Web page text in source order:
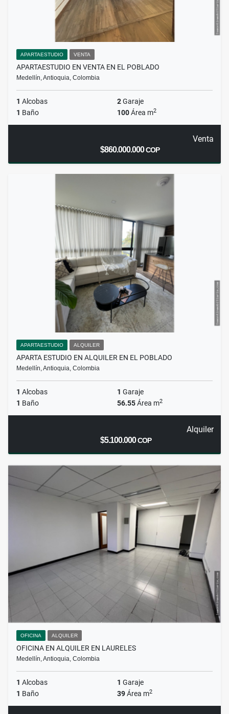
APARTAESTUDIO VENTA
APARTAESTUDIO EN VENTA EN EL POBLADO
Medellín, Antioquia, Colombia
1 Alcobas 2Garaje
1 Baño 100Área m2
Venta
$860.000.000COP
APARTAESTUDIO ALQUILER
APARTA ESTUDIO EN ALQUILER EN EL POBLADO
Medellín, Antioquia, Colombia
1 Alcobas 1 Garaje
1 Baño 56.55Área m2
Alquiler
$5.100.000COP
OFICINA ALQUILER
OFICINA EN ALQUILER EN LAURELES
Medellín, Antioquia, Colombia
1 Alcobas 1 Garaje
1 Baño 39Área m2